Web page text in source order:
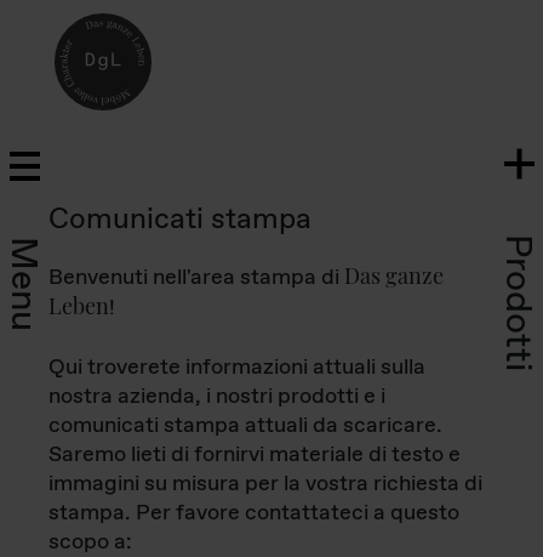
Menu Prodotti
Comunicati stampa
Benvenuti nell'area stampa di Das ganze
Leben!
Qui troverete informazioni attuali sulla
nostra azienda, i nostri prodotti e i
comunicati stampa attuali da scaricare.
Saremo lieti di fornirvi materiale di testo e
immagini su misura per la vostra richiesta di
stampa. Per favore contattateci a questo
scopo a: